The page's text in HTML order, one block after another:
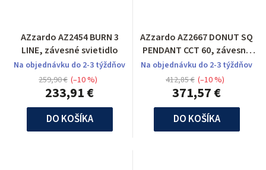
AZzardo AZ2454 BURN 3
LINE, závesné svietidlo
Na objednávku do 2-3 týždňov
233,91 €
259,90 € (–10 %)
DO KOŠÍKA
AZzardo AZ2667 DONUT SQ
PENDANT CCT 60, závesné
svietidlo
Na objednávku do 2-3 týždňov
371,57 €
412,85 € (–10 %)
DO KOŠÍKA